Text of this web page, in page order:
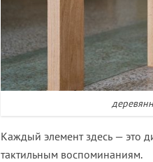
Каждый элемент здесь — это
тактильным воспоминаниям.